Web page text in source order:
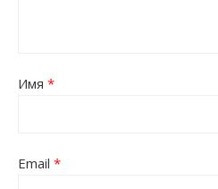
Имя *
Email *